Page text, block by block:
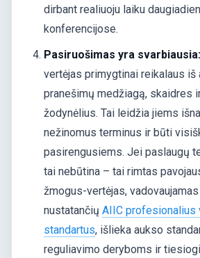
dirbant realiuoju laiku
konferencijose.
Pasiruošimas yra svarbiausia:
vertėjas primygtinai reikalaus iš
pranešimų medžiagą, skaidres
žodynėlius. Tai leidžia jiems
nežinomus terminus ir būti
pasirengusiems. Jei paslaugų
tai nebūtina – tai rimtas
žmogus-vertėjas,
nustatančiųAIIC profesionalius
standartus, išlieka aukso
reguliavimo deryboms ir